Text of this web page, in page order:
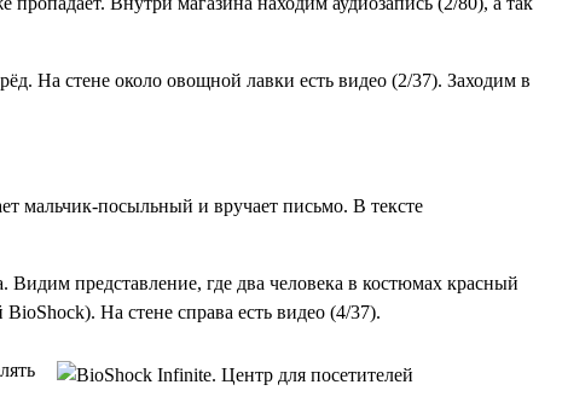
На стене около овощной лавки есть видео (2/37). Заходим в
мальчик-посыльный и вручает письмо. В тексте
представление, где два человека в костюмах красный
На стене справа есть видео (4/37).